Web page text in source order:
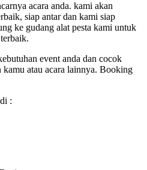
acara anda. kami akan
siap antar dan kami siap
ke gudang alat pesta kami untuk
event anda dan cocok
kamu atau acara lainnya. Booking
: